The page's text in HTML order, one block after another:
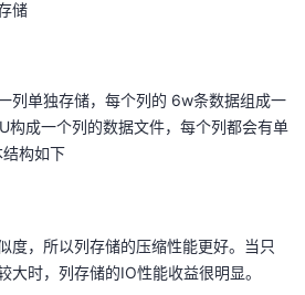
储
列单独存储，每个列的 6w条数据组成一
构成一个列的数据文件，每个列都会有单
构如下
度，所以列存储的压缩性能更好。当只
大时，列存储的IO性能收益很明显。